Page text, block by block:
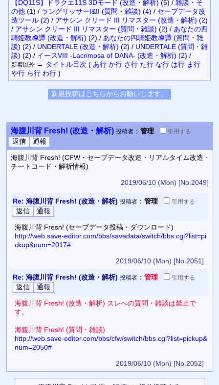
【DQ11S】ドラクエ11S 3Dモード (改造・解析) (6) / 雑談・そ
の他 (1) / ラングリッサーI&II (質問・雑談) (4) / セーブデータ改
造ツール (2) / アサシン クリード III リマスター (改造・解析) (2)
/ アサシン クリード III リマスター (質問・雑談) (2) / あなたの四
騎姫教導譚 (改造・解析) (2) / あなたの四騎姫教導譚 (質問・雑
談) (2) / UNDERTALE (改造・解析) (2) / UNDERTALE (質問・雑
談) (2) / イースVIII -Lacrimosa of DANA- (改造・解析) (2) /
新着以外 → タイトル目次 ( あ行 か行 さ行 た行 な行 は行 ま行
や行 ら行 わ行 )
海腹川背 Fresh! (改造・解析) 投稿者： 管理 引用する
海腹川背 Fresh! (CFW・セーブデータ改造・リアルタイム改造・
チートコード・解析情報)
2019/06/10 (Mon) [No.2049]
Re: 海腹川背 Fresh! (改造・解析) 投稿者： 管理 引用する
海腹川背 Fresh! (セーブデータ投稿・ダウンロード)
http://web.save-editor.com/bbs/savedata/switch/bbs.cgi?list=pi
ckup&num=2017#
2019/06/10 (Mon) [No.2051]
Re: 海腹川背 Fresh! (改造・解析) 投稿者： 管理 引用する
海腹川背 Fresh! (改造・解析) スレへの質問・雑談は禁止で
す。
海腹川背 Fresh! (質問・雑談)
http://web.save-editor.com/bbs/cfw/switch/bbs.cgi?list=pickup&
num=2050#
2019/06/10 (Mon) [No.2052]